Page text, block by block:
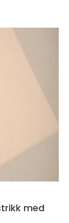
med